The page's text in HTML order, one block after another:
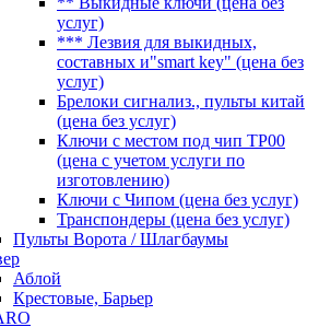
услуг)
*** Лезвия для выкидных,
составных и"smart key" (цена без
услуг)
Брелоки сигнализ., пульты китай
(цена без услуг)
Ключи с местом под чип TP00
(цена с учетом услуги по
изготовлению)
Ключи с Чипом (цена без услуг)
Транспондеры (цена без услуг)
Пульты Ворота / Шлагбаумы
Аблой
Крестовые, Барьер